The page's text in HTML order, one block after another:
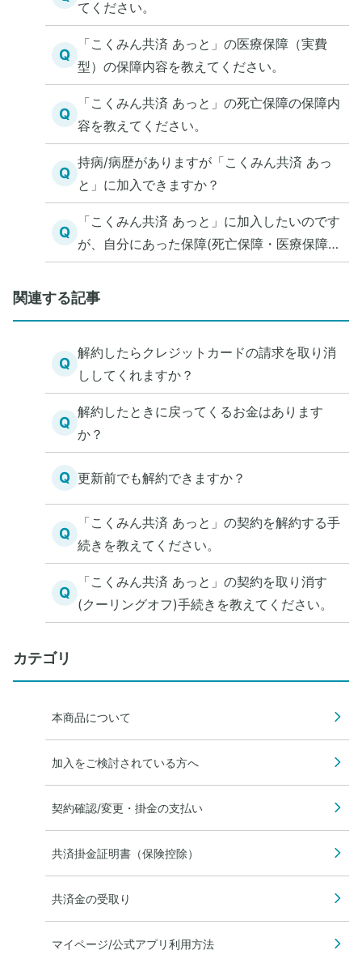
てください。
Q
「こくみん共済 あっと」の医療保障（実費
型）の保障内容を教えてください。
Q
「こくみん共済 あっと」の死亡保障の保障内
容を教えてください。
Q
持病/病歴がありますが「こくみん共済 あっ
と」に加入できますか？
Q
「こくみん共済 あっと」に加入したいのです
が、自分にあった保障(死亡保障・医療保障)
を知る方法を教えてください。
関連する記事
Q
解約したらクレジットカードの請求を取り消
ししてくれますか？
Q
解約したときに戻ってくるお金はあります
か？
Q 更新前でも解約できますか？
Q
「こくみん共済 あっと」の契約を解約する手
続きを教えてください。
Q
「こくみん共済 あっと」の契約を取り消す
(クーリングオフ)手続きを教えてください。
カテゴリ
本商品について
加入をご検討されている方へ
契約確認/変更・掛金の支払い
共済掛金証明書（保険控除）
共済金の受取り
マイページ/公式アプリ利用方法